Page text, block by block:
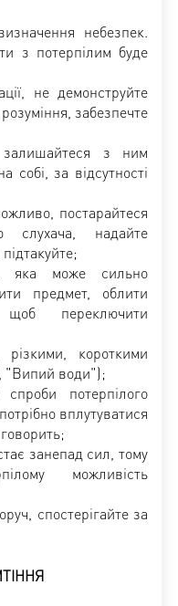
небезпек.
з потерпілим буде
не демонструйте
забезпечте
залишайтеся з ним
собі, за відсутності
постарайтеся
слухача, надайте
яка може сильно
предмет, облити
переключити
короткими
"Випий води");
потерпілого
вплутуватися
занепад сил, тому
можливість
спостерігайте за